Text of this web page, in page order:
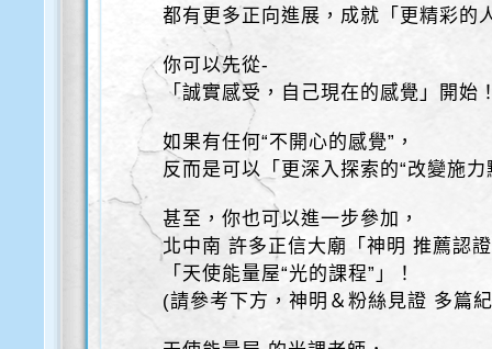
都有更多正向進展，成就「更精彩的
你可以先從-
「誠實感受，自己現在的感覺」開始
如果有任何“不開心的感覺”，
反而是可以「更深入探索的“改變施力
甚至，你也可以進一步參加，
北中南 許多正信大廟「神明 推薦認
「天使能量屋“光的課程”」！
(請參考下方，神明＆粉絲見證 多篇